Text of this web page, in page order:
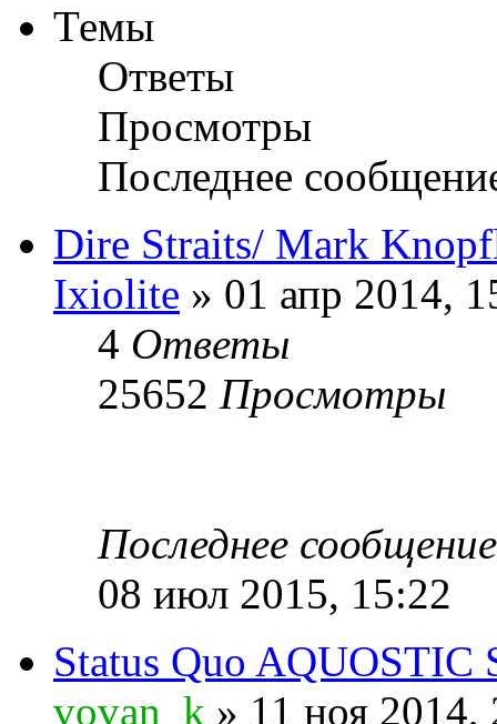
Темы
Ответы
Просмотры
Последнее
Dire Straits/ Mark
Ixiolite » 01 апр 2014,
4 Ответы
25652 Просмотры
Последнее
08 июл 2015, 15:22
Status Quo AQUOSTIC
vovan_k » 11 ноя 2014,